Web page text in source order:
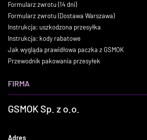
Formularz zwrotu (14 dni)
Formularz zwrotu (Dostawa Warszawa)
Instrukcja: uszkodzona przesyłka
Instrukcja: kody rabatowe
Jak wygląda prawidłowa paczka z GSMOK
Przewodnik pakowania przesyłek
FIRMA
GSMOK Sp. z o.o.
Adres